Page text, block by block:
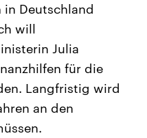
USA
Aktuelle Beiträge,
Hintergründe
Wirtschaftlich und
gehören die Vereinigten
den mächtigsten Ländern
mit großem Einfluss auf
aktuelle Weltgeschehen.
Podcasts
in Deutschland
will
Julia
für die
Langfristig wird
an den